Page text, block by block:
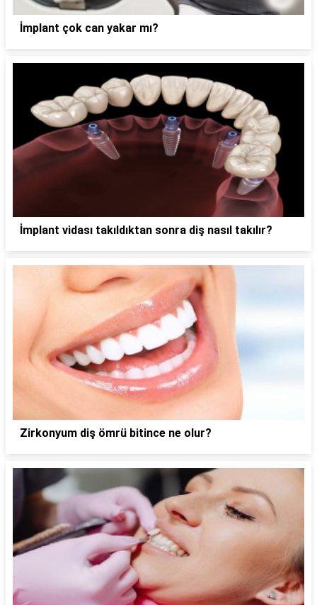
İmplant çok can yakar mı?
İmplant vidası takıldıktan sonra diş nasıl takılır?
Zirkonyum diş ömrü bitince ne olur?